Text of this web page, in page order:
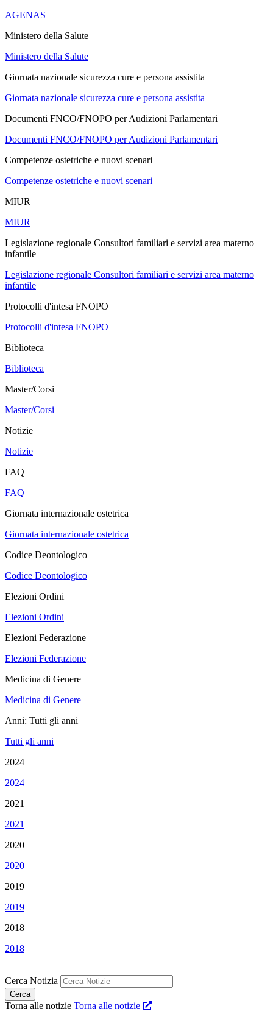
AGENAS
Ministero della Salute
Ministero della Salute
Giornata nazionale sicurezza cure e persona assistita
Giornata nazionale sicurezza cure e persona assistita
Documenti FNCO/FNOPO per Audizioni Parlamentari
Documenti FNCO/FNOPO per Audizioni Parlamentari
Competenze ostetriche e nuovi scenari
Competenze ostetriche e nuovi scenari
MIUR
MIUR
Legislazione regionale Consultori familiari e servizi area materno
infantile
Legislazione regionale Consultori familiari e servizi area materno
infantile
Protocolli d'intesa FNOPO
Protocolli d'intesa FNOPO
Biblioteca
Biblioteca
Master/Corsi
Master/Corsi
Notizie
Notizie
FAQ
FAQ
Giornata internazionale ostetrica
Giornata internazionale ostetrica
Codice Deontologico
Codice Deontologico
Elezioni Ordini
Elezioni Ordini
Elezioni Federazione
Elezioni Federazione
Medicina di Genere
Medicina di Genere
Anni: Tutti gli anni
Tutti gli anni
2024
2024
2021
2021
2020
2020
2019
2019
2018
2018
Cerca Notizia
Torna alle notizie Torna alle notizie